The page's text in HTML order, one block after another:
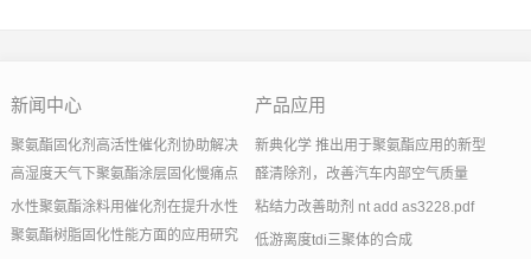
新闻中心
聚氨酯固化剂高活性催化剂协助解决
高湿度天气下聚氨酯涂层固化慢痛点
水性聚氨酯涂料用催化剂在提升水性
聚氨酯树脂固化性能方面的应用研究
产品应用
新典化学 推出用于聚氨酯应用的新型
醛清除剂，改善汽车内部空气质量
粘结力改善助剂 nt add as3228.pdf
低游离度tdi三聚体的合成